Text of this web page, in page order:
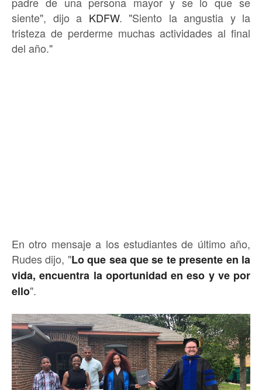
siente", dijo a KDFW. "Siento la angustia y la
tristeza de perderme muchas actividades al final
del año."
En otro mensaje a los estudiantes de último año,
Rudes dijo, "Lo que sea que se te presente en la
vida, encuentra la oportunidad en eso y ve por
ello".